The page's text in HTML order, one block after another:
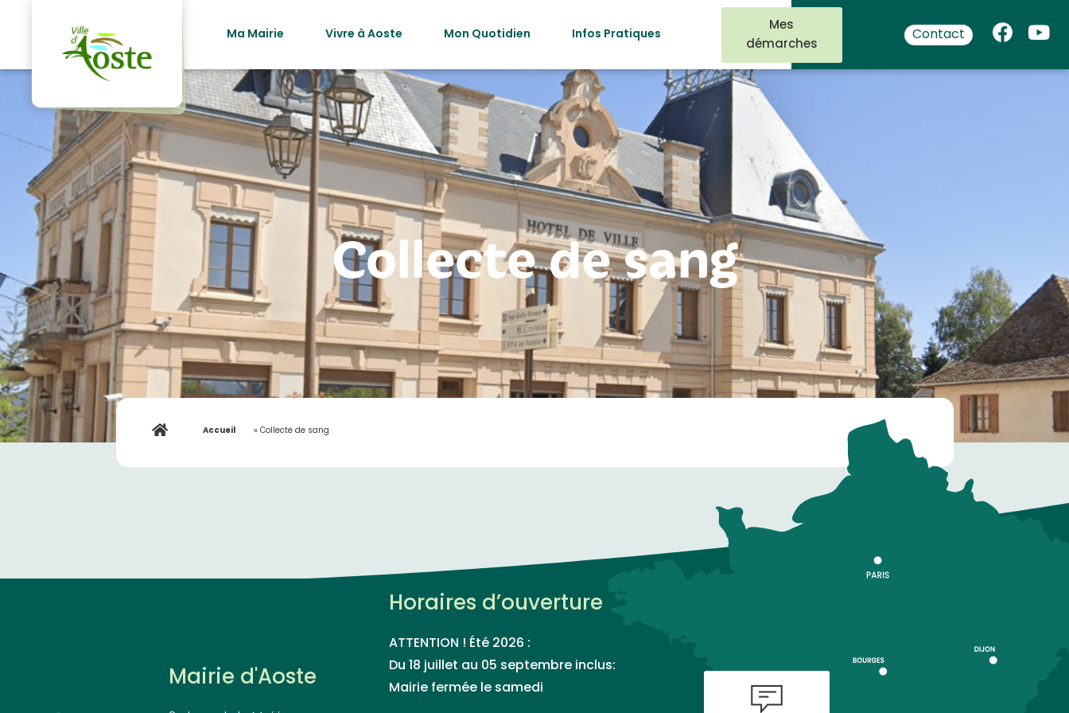
Ma Mairie
Vivre à Aoste Mon Quotidien Infos Pratiques
Mes
démarches
Contact
Collecte de sang
Accueil » Collecte de sang
Mairie d'Aoste
Horaires d’ouverture
ATTENTION ! Été 2026 :
Du 18 juillet au 05 septembre inclus:
Mairie fermée le samedi